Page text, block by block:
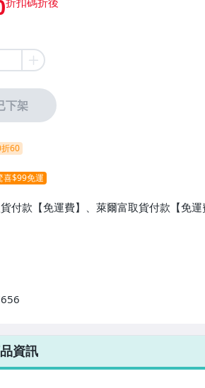
下架
60
喜$99免運
付款【免運費】、萊爾富取貨付款【免運
38元
筆優惠無限次！
資訊